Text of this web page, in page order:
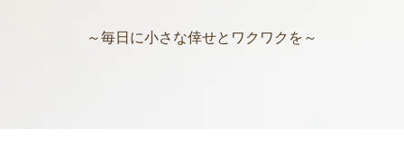
～毎日に小さな倖せとワクワクを～